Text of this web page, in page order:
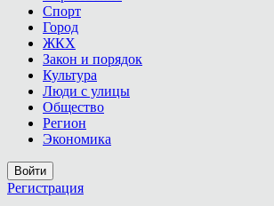
Спорт
Город
ЖКХ
Закон и порядок
Культура
Люди с улицы
Общество
Регион
Экономика
Войти
Регистрация